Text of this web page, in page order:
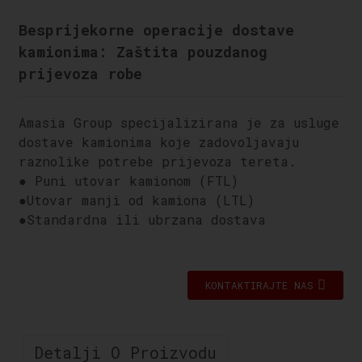
Besprijekorne operacije dostave
kamionima: Zaštita pouzdanog
prijevoza robe
Amasia Group specijalizirana je za usluge
dostave kamionima koje zadovoljavaju
raznolike potrebe prijevoza tereta.
● Puni utovar kamionom (FTL)
●Utovar manji od kamiona (LTL)
●Standardna ili ubrzana dostava
KONTAKTIRAJTE NAS
Detalji O Proizvodu